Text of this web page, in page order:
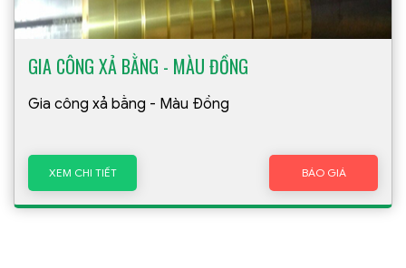
GIA CÔNG XẢ BẰNG - MÀU ĐỒNG
Gia công xả bằng - Màu Đồng
XEM CHI TIẾT BÁO GIÁ